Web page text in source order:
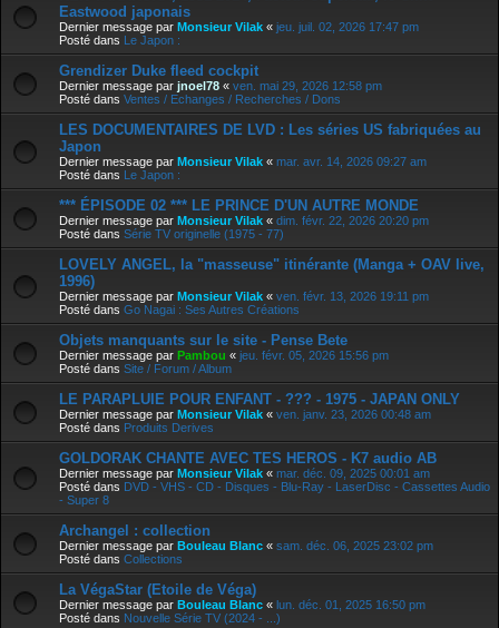
Eastwood japonais
Dernier message par Monsieur Vilak « jeu. juil. 02, 2026 17:47 pm
Posté dans Le Japon :
Grendizer Duke fleed cockpit
Dernier message par jnoel78 « ven. mai 29, 2026 12:58 pm
Posté dans Ventes / Echanges / Recherches / Dons
LES DOCUMENTAIRES DE LVD : Les séries US fabriquées au
Japon
Dernier message par Monsieur Vilak « mar. avr. 14, 2026 09:27 am
Posté dans Le Japon :
*** ÉPISODE 02 *** LE PRINCE D'UN AUTRE MONDE
Dernier message par Monsieur Vilak « dim. févr. 22, 2026 20:20 pm
Posté dans Série TV originelle (1975 - 77)
LOVELY ANGEL, la "masseuse" itinérante (Manga + OAV live,
1996)
Dernier message par Monsieur Vilak « ven. févr. 13, 2026 19:11 pm
Posté dans Go Nagai : Ses Autres Créations
Objets manquants sur le site - Pense Bete
Dernier message par Pambou « jeu. févr. 05, 2026 15:56 pm
Posté dans Site / Forum / Album
LE PARAPLUIE POUR ENFANT - ??? - 1975 - JAPAN ONLY
Dernier message par Monsieur Vilak « ven. janv. 23, 2026 00:48 am
Posté dans Produits Derives
GOLDORAK CHANTE AVEC TES HEROS - K7 audio AB
Dernier message par Monsieur Vilak « mar. déc. 09, 2025 00:01 am
Posté dans DVD - VHS - CD - Disques - Blu-Ray - LaserDisc - Cassettes Audio
- Super 8
Archangel : collection
Dernier message par Bouleau Blanc « sam. déc. 06, 2025 23:02 pm
Posté dans Collections
La VégaStar (Etoile de Véga)
Dernier message par Bouleau Blanc « lun. déc. 01, 2025 16:50 pm
Posté dans Nouvelle Série TV (2024 - ...)